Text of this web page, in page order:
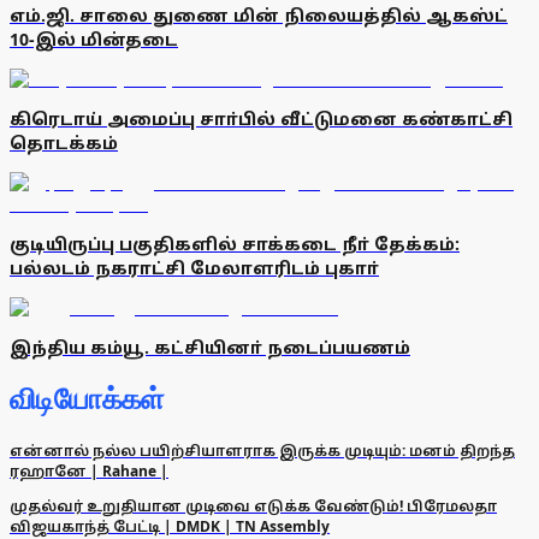
எம்.ஜி. சாலை துணை மின் நிலையத்தில் ஆகஸ்ட்
10-இல் மின்தடை
கிரெடாய் அமைப்பு சாா்பில் வீட்டுமனை கண்காட்சி
தொடக்கம்
குடியிருப்பு பகுதிகளில் சாக்கடை நீா் தேக்கம்:
பல்லடம் நகராட்சி மேலாளரிடம் புகாா்
இந்திய கம்யூ. கட்சியினா் நடைப்பயணம்
விடியோக்கள்
என்னால் நல்ல பயிற்சியாளராக இருக்க முடியும்: மனம் திறந்த
ரஹானே | Rahane |
முதல்வர் உறுதியான முடிவை எடுக்க வேண்டும்! பிரேமலதா
விஜயகாந்த் பேட்டி | DMDK | TN Assembly